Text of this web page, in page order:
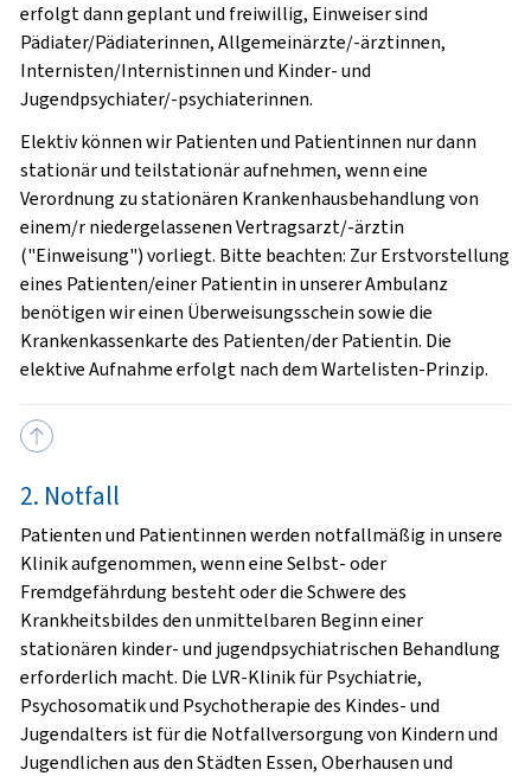
erfolgt dann geplant und freiwillig, Einweiser sind
Pädiater/Pädiaterinnen, Allgemeinärzte/-ärztinnen,
Internisten/Internistinnen und Kinder- und
Jugendpsychiater/-psychiaterinnen.
Elektiv können wir Patienten und Patientinnen nur dann
stationär und teilstationär aufnehmen, wenn eine
Verordnung zu stationären Krankenhausbehandlung von
einem/r niedergelassenen Vertragsarzt/-ärztin
("Einweisung") vorliegt. Bitte beachten: Zur Erstvorstellung
eines Patienten/einer Patientin in unserer Ambulanz
benötigen wir einen Überweisungsschein sowie die
Krankenkassenkarte des Patienten/der Patientin. Die
elektive Aufnahme erfolgt nach dem Wartelisten-Prinzip.
2. Notfall
Patienten und Patientinnen werden notfallmäßig in unsere
Klinik aufgenommen, wenn eine Selbst- oder
Fremdgefährdung besteht oder die Schwere des
Krankheitsbildes den unmittelbaren Beginn einer
stationären kinder- und jugendpsychiatrischen Behandlung
erforderlich macht. Die LVR-Klinik für Psychiatrie,
Psychosomatik und Psychotherapie des Kindes- und
Jugendalters ist für die Notfallversorgung von Kindern und
Jugendlichen aus den Städten Essen, Oberhausen und